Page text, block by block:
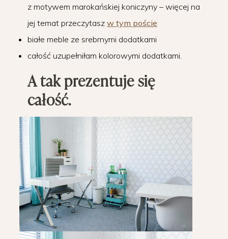
z motywem marokańskiej koniczyny – więcej na
jej temat przeczytasz w tym poście
białe meble ze srebrnymi dodatkami
całość uzupełniłam kolorowymi dodatkami.
A tak prezentuje się
całość.